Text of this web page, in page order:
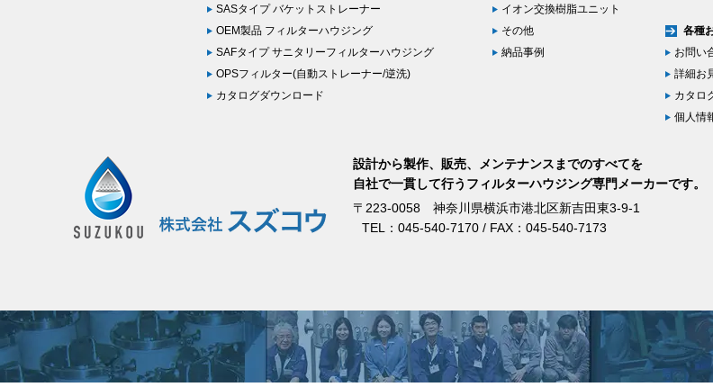
SASタイプ バケットストレーナー
OEM製品 フィルターハウジング
SAFタイプ サニタリーフィルターハウジング
OPSフィルター(自動ストレーナー/逆洗)
カタログダウンロード
イオン交換樹脂ユニット
その他
納品事例
各種
お問い
詳細お
カタロ
個人情
設計から製作、販売、メンテナンスまでのすべてを
自社で一貫して行うフィルターハウジング専門メーカーです。
〒223-0058 神奈川県横浜市港北区新吉田東3-9-1
TEL：045-540-7170 / FAX：045-540-7173